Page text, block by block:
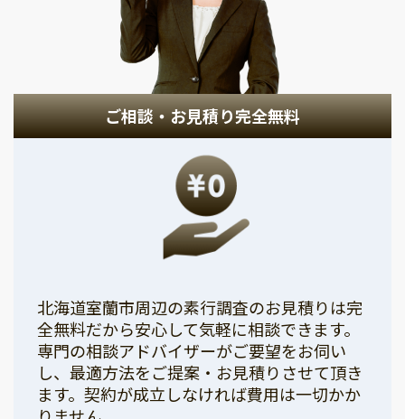
ご相談・お見積り完全無料
北海道室蘭市周辺の素行調査のお見積りは完
全無料だから安心して気軽に相談できます。
専門の相談アドバイザーがご要望をお伺い
し、最適方法をご提案・お見積りさせて頂き
ます。契約が成立しなければ費用は一切かか